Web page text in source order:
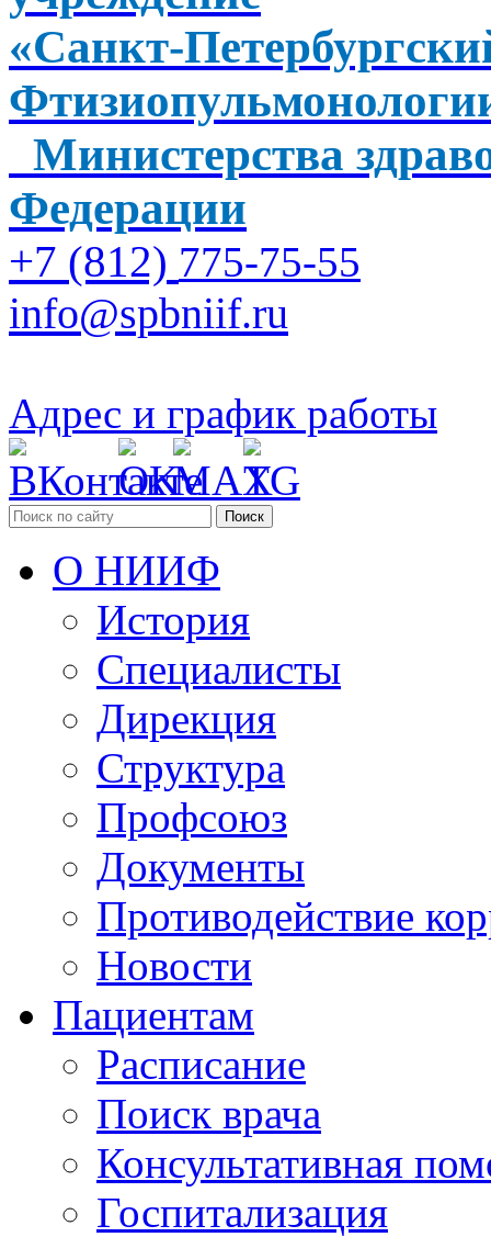
«Санкт-
Министерства
Федерации
+7 (812) 775-75-55
info@spbniif.ru
Адрес и график работы
Поиск
О НИИФ
История
Специалисты
Дирекция
Структура
Профсоюз
Документы
Противодействие
Новости
Пациентам
Расписание
Поиск врача
Консультативная
Госпитализация